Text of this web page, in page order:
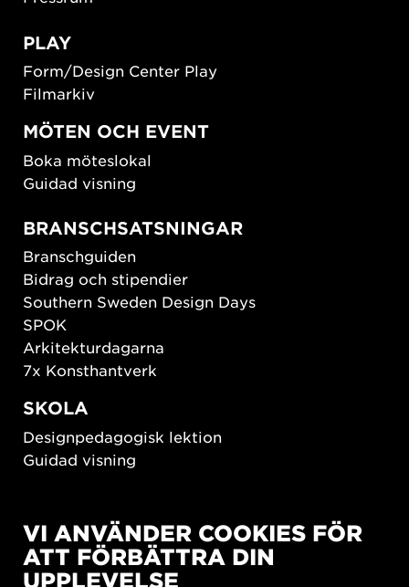
PLAY
Form/Design Center Play
Filmarkiv
MÖTEN OCH EVENT
Boka möteslokal
Guidad visning
BRANSCHSATSNINGAR
Branschguiden
Bidrag och stipendier
Southern Sweden Design Days
SPOK
Arkitekturdagarna
7x Konsthantverk
SKOLA
Designpedagogisk lektion
Guidad visning
New European Bauhaus
SUSTAINORDIC
Share Future Living
VI ANVÄNDER COOKIES FÖR
ATT FÖRBÄTTRA DIN
UPPLEVELSE